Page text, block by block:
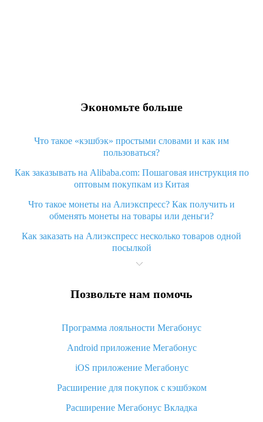
Экономьте больше
Что такое «кэшбэк» простыми словами и как им
пользоваться?
Как заказывать на Alibaba.com: Пошаговая инструкция по
оптовым покупкам из Китая
Что такое монеты на Алиэкспресс? Как получить и
обменять монеты на товары или деньги?
Как заказать на Алиэкспресс несколько товаров одной
посылкой
Что значит статус «Заказ закрыт» на Алиэкспресс и что
Что делать, если Алиэкспресс просит ввести паспортные
Как узнать, куда пришла посылка с Алиэкспресс
Вы отменили заказ на Алиэкспресс, когда вернут деньги?
Что такое баллы на Алиэкспресс, как их получить и
«AliExpress Standard Shipping»: что это за метод доставки и
как его отслеживать
Позвольте нам помочь
Программа лояльности Мегабонус
Android приложение Мегабонус
iOS приложение Мегабонус
Расширение для покупок с кэшбэком
Расширение Мегабонус Вкладка